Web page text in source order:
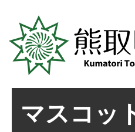
マスコッ